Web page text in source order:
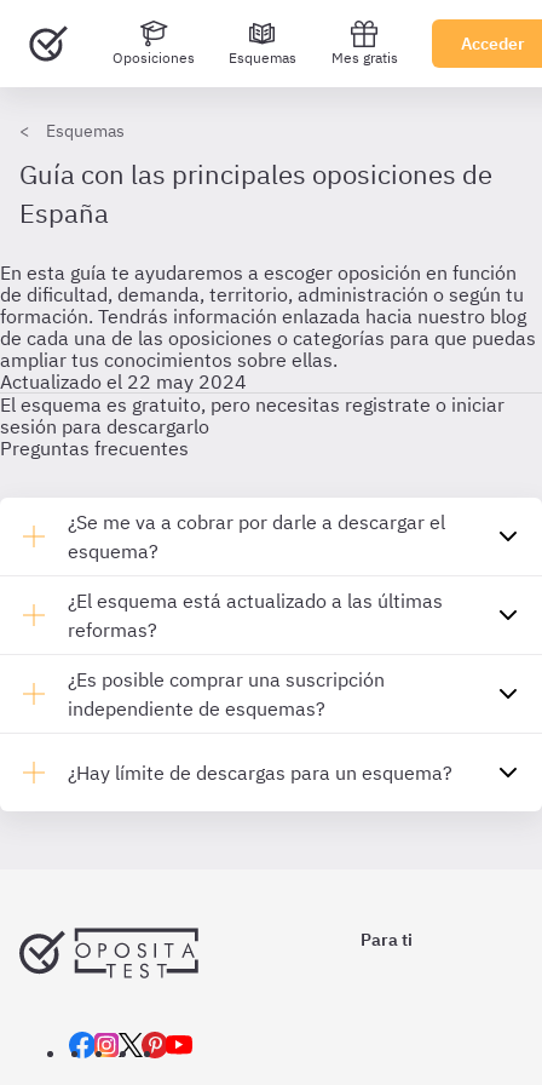
Oposiciones Esquemas Mes gratis
Acceder
Esquemas
Guía con las principales oposiciones de
España
En esta guía te ayudaremos a escoger oposición en función
de dificultad, demanda, territorio, administración o según tu
formación. Tendrás información enlazada hacia nuestro blog
de cada una de las oposiciones o categorías para que puedas
ampliar tus conocimientos sobre ellas.
Actualizado el 22 may 2024
El esquema es gratuito, pero necesitas registrate o iniciar
sesión para descargarlo
Preguntas frecuentes
¿Se me va a cobrar por darle a descargar el
esquema?
¿El esquema está actualizado a las últimas
reformas?
¿Es posible comprar una suscripción
independiente de esquemas?
¿Hay límite de descargas para un esquema?
Para ti